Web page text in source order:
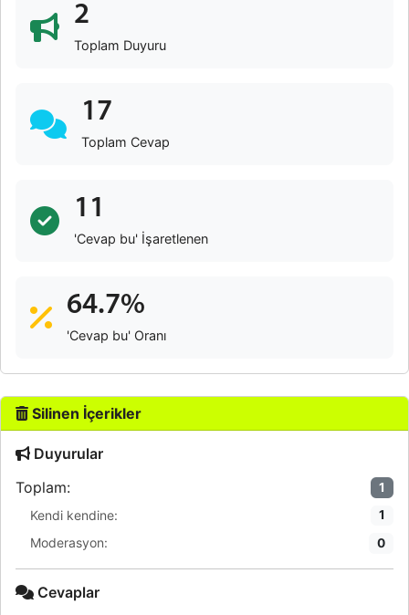
2
Toplam Duyuru
17
Toplam Cevap
11
'Cevap bu' İşaretlenen
64.7%
'Cevap bu' Oranı
Silinen İçerikler
Duyurular
Toplam:
1
Kendi kendine: 1
Moderasyon: 0
Cevaplar